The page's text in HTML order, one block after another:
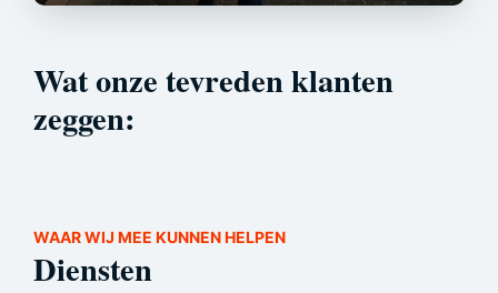
Wat onze tevreden klanten
zeggen:
WAAR WIJ MEE KUNNEN HELPEN
Diensten